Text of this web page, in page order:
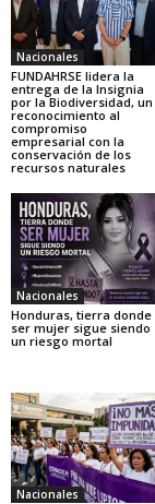
Nacionales
FUNDAHRSE lidera la
entrega de la Insignia
por la Biodiversidad, un
reconocimiento al
compromiso
empresarial con la
conservación de los
recursos naturales
Nacionales
Honduras, tierra donde
ser mujer sigue siendo
un riesgo mortal
Nacionales